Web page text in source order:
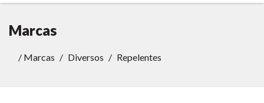
Marcas
/ Marcas Diversos Repelentes